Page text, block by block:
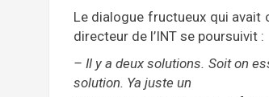
Le dialogue fructueux qui avait
directeur de l’INT se poursuivit :
– Il y a deux solutions. Soit on
solution. Ya juste un